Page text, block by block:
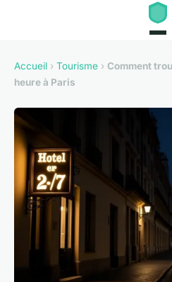
Accueil › Tourisme › Comment
heure à Paris